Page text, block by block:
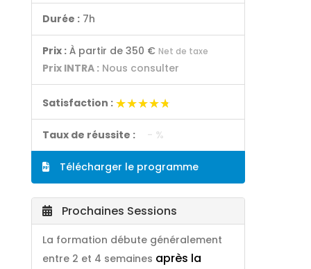
Durée :7h
Prix :À partir de 350 € Net de taxe
Prix INTRA :Nous consulter
Satisfaction : ★★★★★
★★★★★
Taux de réussite : - %
Télécharger le programme
Prochaines Sessions
La formation débute généralement
entre 2 et 4 semaines après la